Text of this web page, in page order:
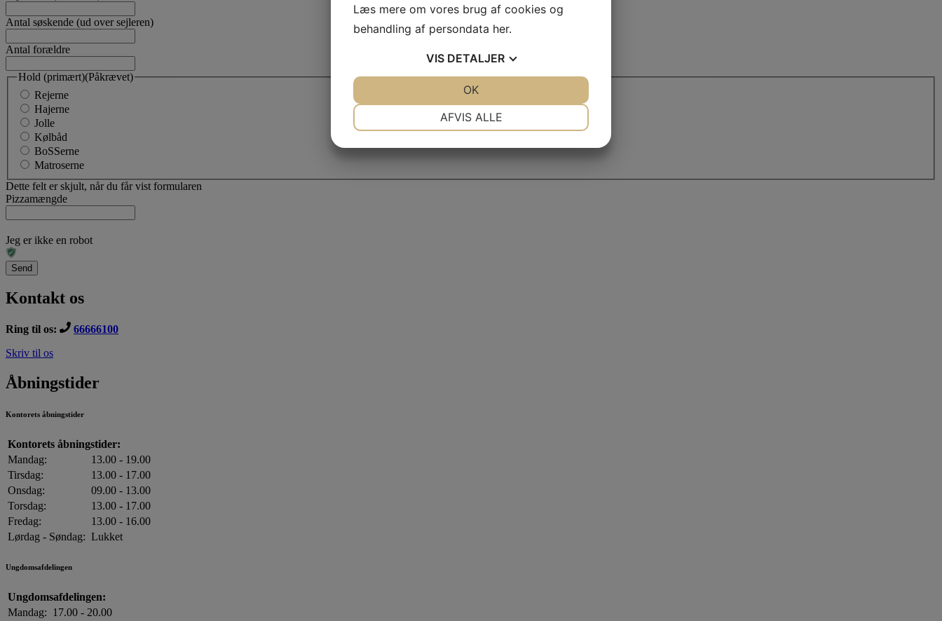
Antal søskende (ud over sejleren)
Antal forældre
Hold (primært)(Påkrævet)
Rejerne
Hajerne
Jolle
Kølbåd
BoSSerne
Matroserne
Dette felt er skjult, når du får vist formularen
Pizzamængde
Jeg er ikke en robot
Kontakt os
Ring til os:
66666100
Skriv til os
Åbningstider
Kontorets åbningstider
Kontorets åbningstider:
Mandag:
13.00 - 19.00
Tirsdag:
13.00 - 17.00
Onsdag:
09.00 - 13.00
Torsdag:
13.00 - 17.00
Fredag:
13.00 - 16.00
Lørdag - Søndag: Lukket
Ungdomsafdelingen
Ungdomsafdelingen:
Mandag: 17.00 - 20.00
Læs mere om vores brug af cookies og
behandling af persondata her.
VIS DETALJER
AFVIS ALLE
OK